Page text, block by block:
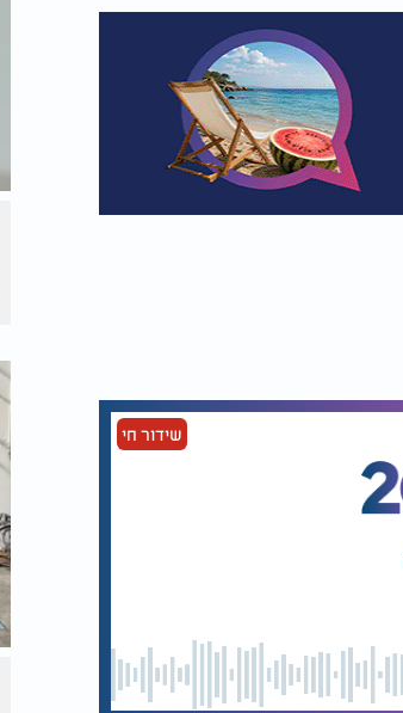
שידור חי